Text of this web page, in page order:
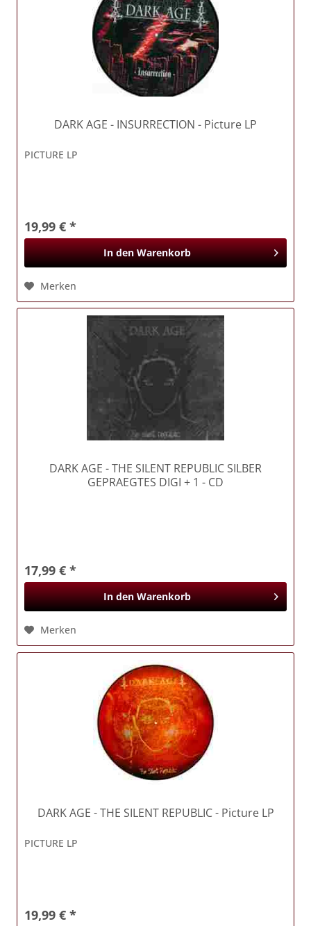
DARK AGE - INSURRECTION - Picture LP
PICTURE LP
19,99 € *
In den Warenkorb
Merken
DARK AGE - THE SILENT REPUBLIC SILBER
GEPRAEGTES DIGI + 1 - CD
17,99 € *
In den Warenkorb
Merken
DARK AGE - THE SILENT REPUBLIC - Picture LP
PICTURE LP
19,99 € *